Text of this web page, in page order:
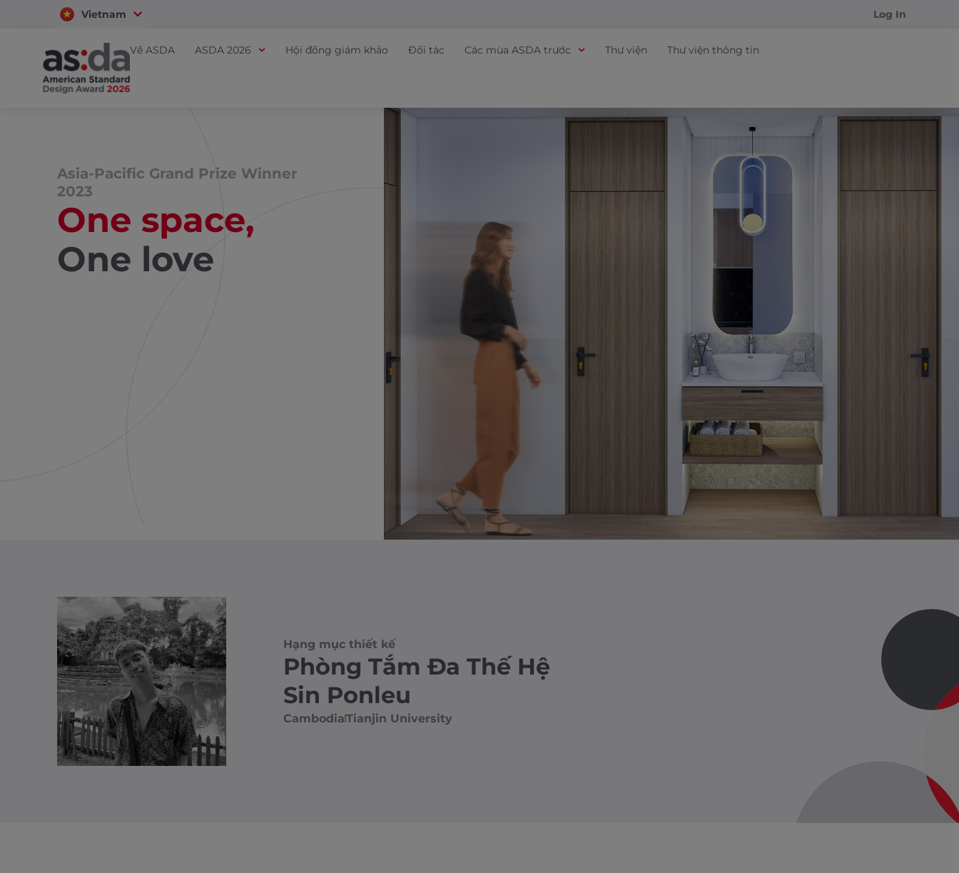
Vietnam
Thailand Log In
Về ASDA ASDA 2026 Hội đồng giám khảo Đối tác Các mùa ASDA trước Thư viện Thư viện thông tin
Asia-Pacific Grand Prize Winner
2023
One space,
One love
Hạng mục thiết kế
Phòng Tắm Đa Thế Hệ
Sin Ponleu
CambodiaTianjin University